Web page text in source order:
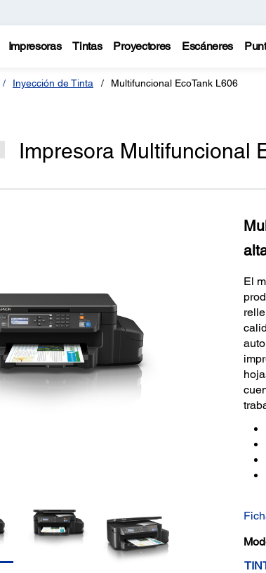
Impresoras Tintas Proyectores Escáneres
Inyección de Tinta Multifuncional EcoTank L606
Impresora Multifuncional
El